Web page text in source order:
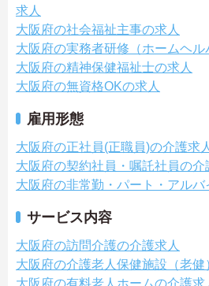
求人
大阪府の社会福祉主事の求人
大阪府の実務者研修（ホームヘル
大阪府の精神保健福祉士の求人
大阪府の無資格OKの求人
雇用形態
大阪府の正社員(正職員)の介護求人
大阪府の契約社員・嘱託社員の介
大阪府の非常勤・パート・アルバ
サービス内容
大阪府の訪問介護の介護求人
大阪府の介護老人保健施設（老健
大阪府の有料老人ホームの介護求